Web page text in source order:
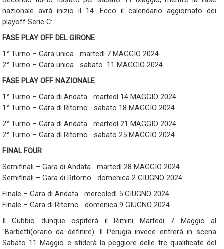
nazionale avrà inizio il 14. Ecco il calendario aggiornato dei
playoff Serie C:
FASE PLAY OFF DEL GIRONE
1° Turno – Gara unica martedì 7 MAGGIO 2024
2° Turno – Gara unica sabato 11 MAGGIO 2024
FASE PLAY OFF NAZIONALE
1° Turno – Gara di Andata martedì 14 MAGGIO 2024
1° Turno – Gara di Ritorno sabato 18 MAGGIO 2024
2° Turno – Gara di Andata martedì 21 MAGGIO 2024
2° Turno – Gara di Ritorno sabato 25 MAGGIO 2024
FINAL FOUR
Semifinali – Gara di Andata martedì 28 MAGGIO 2024
Semifinali – Gara di Ritorno domenica 2 GIUGNO 2024
Finale – Gara di Andata mercoledì 5 GIUGNO 2024
Finale – Gara di Ritorno domenica 9 GIUGNO 2024
Il Gubbio dunque ospiterà il Rimini Martedi 7 Maggio al
"Barbetti(orario da definire). Il Perugia invece entrerà in scena
Sabato 11 Maggio e sfiderà la peggiore delle tre qualificate del